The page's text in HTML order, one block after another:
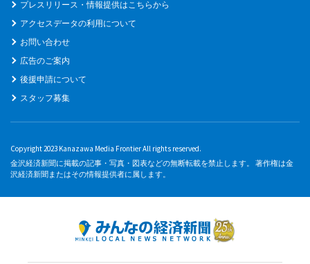
プレスリリース・情報提供はこちらから
アクセスデータの利用について
お問い合わせ
広告のご案内
後援申請について
スタッフ募集
Copyright 2023 Kanazawa Media Frontier All rights reserved.
金沢経済新聞に掲載の記事・写真・図表などの無断転載を禁止します。 著作権は金
沢経済新聞またはその情報提供者に属します。